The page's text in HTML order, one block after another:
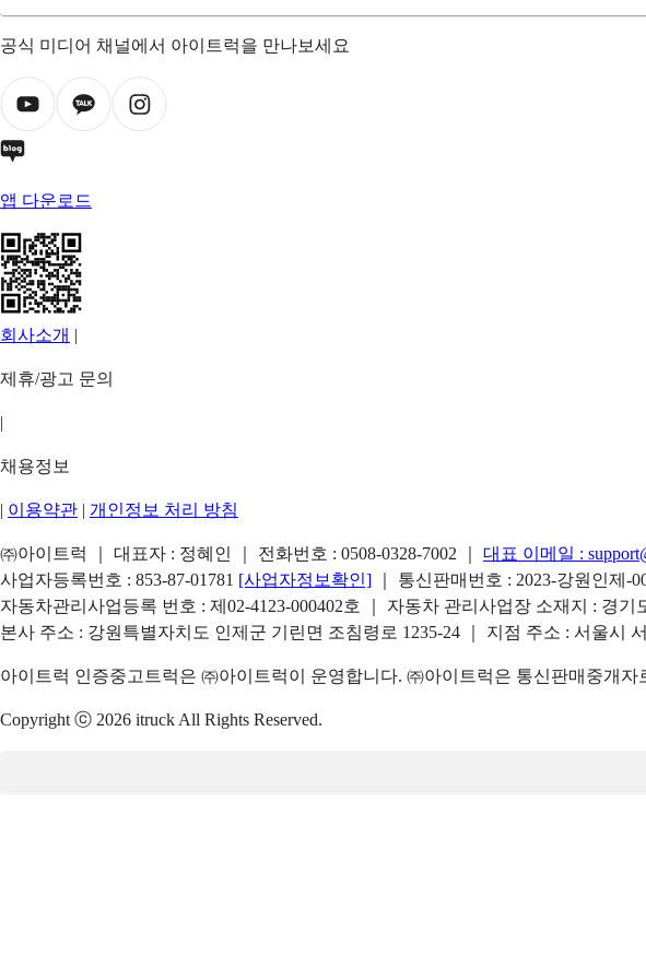
공식 미디어 채널에서 아이트럭을 만나보세요
앱 다운로드
회사소개 |
제휴/광고 문의
|
채용정보
| 이용약관 | 개인정보 처리 방침
㈜아이트럭 ｜ 대표자 : 정혜인 ｜ 전화번호 : 0508-0328-7002 대표 이메일 :
사업자등록번호 : 853-87-01781 [사업자정보확인]
｜ 통신판매번호 : 2023-강원인제-
자동차관리사업등록 번호 : 제02-4123-000402호 ｜ 자동차 관리사업장 소재지 : 경
본사 주소 : 강원특별자치도 인제군 기린면 조침령로 1235-24 ｜ 지점 주소 : 서울시
아이트럭 인증중고트럭은 ㈜아이트럭이 운영합니다. ㈜아이트럭은 통신판매중개
Copyright ⓒ 2026 itruck All Rights Reserved.